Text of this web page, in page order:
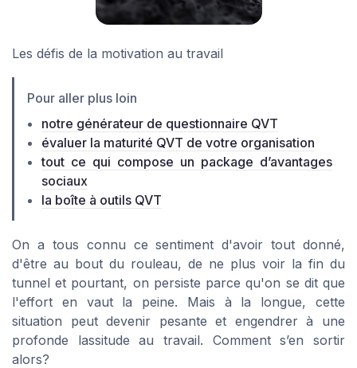
Les défis de la motivation au travail
Pour aller plus loin
notre générateur de questionnaire QVT
évaluer la maturité QVT de votre organisation
tout ce qui compose un package d’avantages
sociaux
la boîte à outils QVT
On a tous connu ce sentiment d'avoir tout donné,
d'être au bout du rouleau, de ne plus voir la fin du
tunnel et pourtant, on persiste parce qu'on se dit que
l'effort en vaut la peine. Mais à la longue, cette
situation peut devenir pesante et engendrer à une
profonde lassitude au travail. Comment s’en sortir
alors?